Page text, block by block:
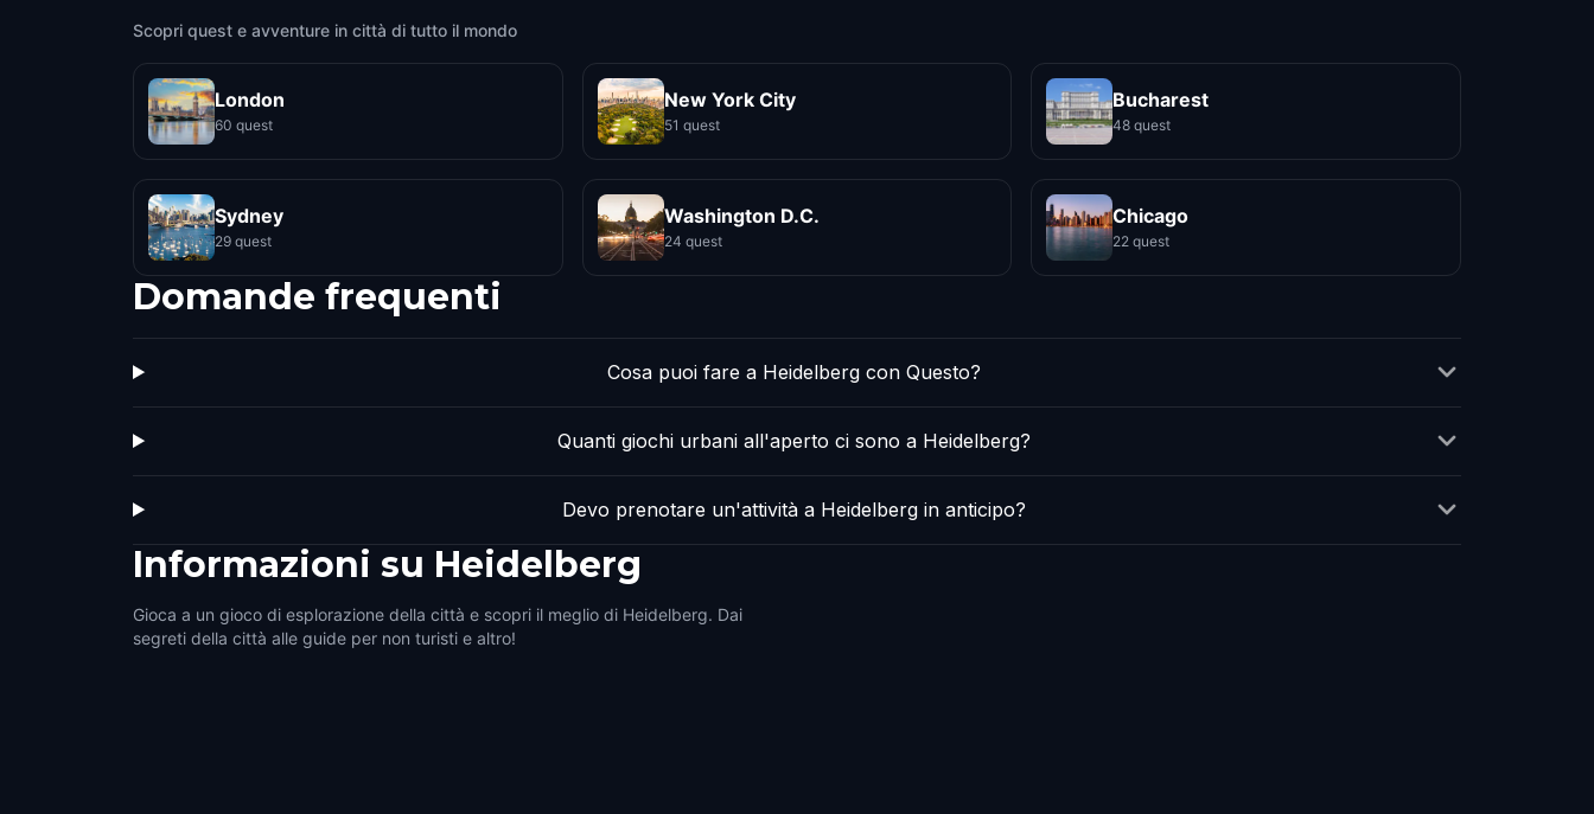
Scopri quest e avventure in città di tutto il mondo
London
60 quest
New York City
51 quest
Bucharest
48 quest
Sydney
29 quest
Washington D.C.
24 quest
Chicago
22 quest
Domande frequenti
Cosa puoi fare a Heidelberg con Questo?
Quanti giochi urbani all'aperto ci sono a Heidelberg?
Devo prenotare un'attività a Heidelberg in anticipo?
Informazioni su Heidelberg
Gioca a un gioco di esplorazione della città e scopri il meglio di Heidelberg. Dai
segreti della città alle guide per non turisti e altro!